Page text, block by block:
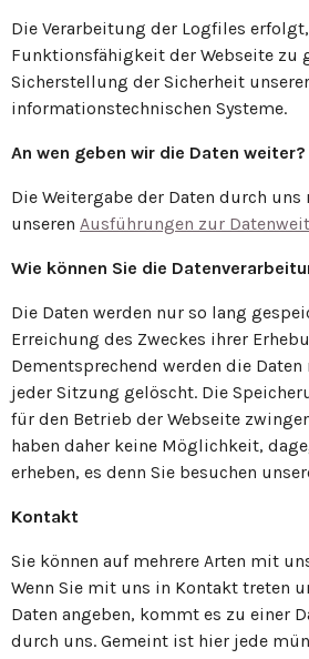
Die Verarbeitung der Logfiles
Funktionsfähigkeit der Webseite zu
Sicherstellung der Sicherheit unserer
informationstechnischen Systeme.
An wen geben wir die Daten weiter?
Die Weitergabe der Daten durch
unseren Ausführungen zur
Wie können Sie die
Die Daten werden nur so lang
Erreichung des Zweckes ihrer
Dementsprechend werden die
jeder Sitzung gelöscht. Die
für den Betrieb der Webseite
haben daher keine Möglichkeit,
erheben, es denn Sie besuchen
Kontakt
Sie können auf mehrere Arten mit
Wenn Sie mit uns in Kontakt treten
Daten angeben, kommt es zu einer
durch uns. Gemeint ist hier jede